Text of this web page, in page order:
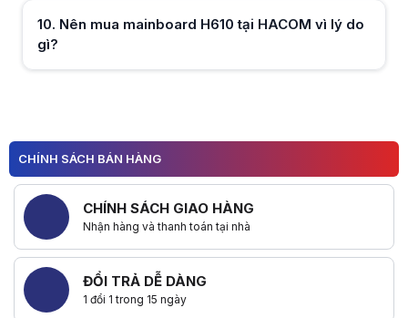
10. Nên mua mainboard H610 tại HACOM vì lý do
gì?
Hữu ích (0)
CHÍNH SÁCH BÁN HÀNG
CHÍNH SÁCH GIAO HÀNG
Nhận hàng và thanh toán tại nhà
ĐỔI TRẢ DỄ DÀNG
1 đổi 1 trong 15 ngày